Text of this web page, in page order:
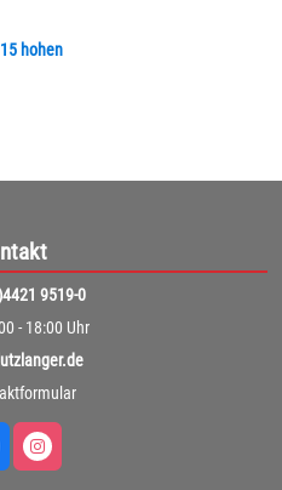
hohen
9519-0
- 18:00 Uhr